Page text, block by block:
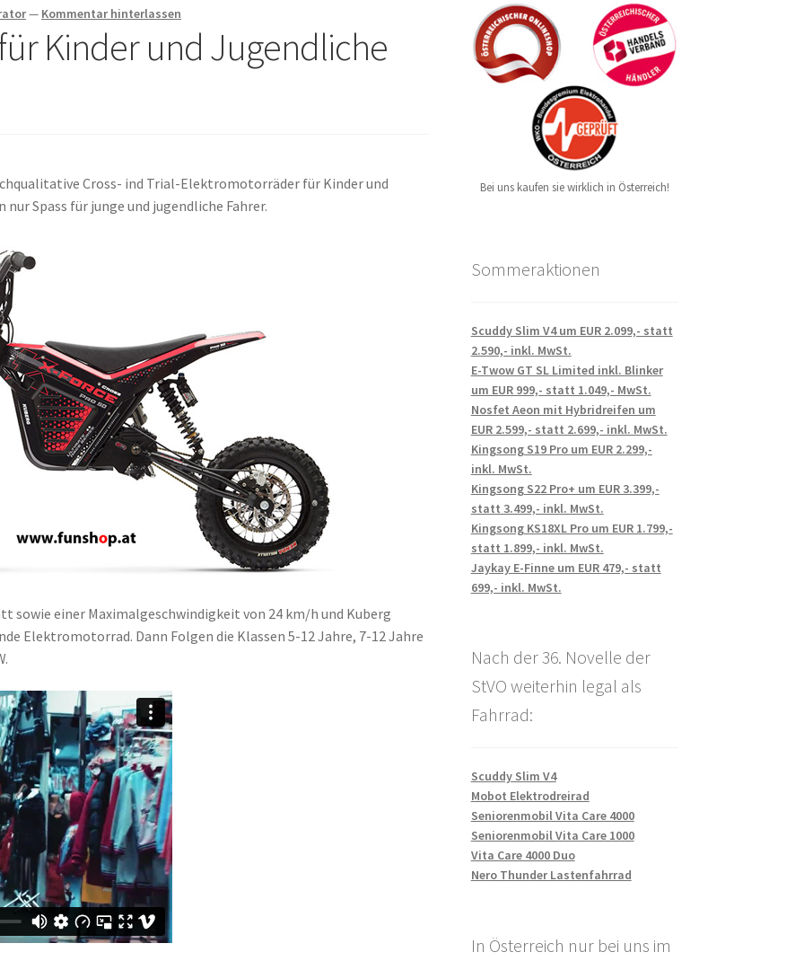
— Kommentar hinterlassen
Kinder und Jugendliche
Cross- ind Trial-Elektromotorräder für Kinder und
Spass für junge und jugendliche Fahrer.
sowie einer Maximalgeschwindigkeit von 24 km/h und Kuberg
Elektromotorrad. Dann Folgen die Klassen 5-12 Jahre, 7-12 Jahre
Bei uns kaufen sie wirklich in Österreich!
Sommeraktionen
Scuddy Slim V4 um EUR 2.099,- statt
2.590,- inkl. MwSt.
E-Twow GT SL Limited inkl. Blinker
um EUR 999,- statt 1.049,- MwSt.
Nosfet Aeon mit Hybridreifen um
EUR 2.599,- statt 2.699,- inkl. MwSt.
Kingsong S19 Pro um EUR 2.299,-
inkl. MwSt.
Kingsong S22 Pro+ um EUR 3.399,-
statt 3.499,- inkl. MwSt.
Kingsong KS18XL Pro um EUR 1.799,-
statt 1.899,- inkl. MwSt.
Jaykay E-Finne um EUR 479,- statt
699,- inkl. MwSt.
Nach der 36. Novelle der
StVO weiterhin legal als
Fahrrad:
Scuddy Slim V4
Mobot Elektrodreirad
Seniorenmobil Vita Care 4000
Seniorenmobil Vita Care 1000
Vita Care 4000 Duo
Nero Thunder Lastenfahrrad
In Österreich nur bei uns im